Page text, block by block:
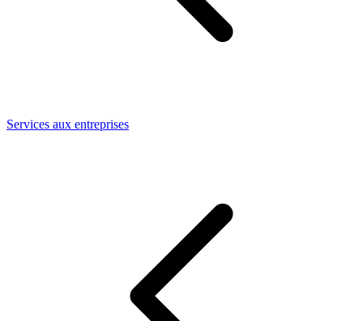
Services aux entreprises